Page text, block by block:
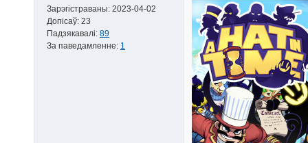
Зарэгістраваны: 2023-04-02
Допісаў: 23
Падзякавалі: 89
За паведамленне: 1